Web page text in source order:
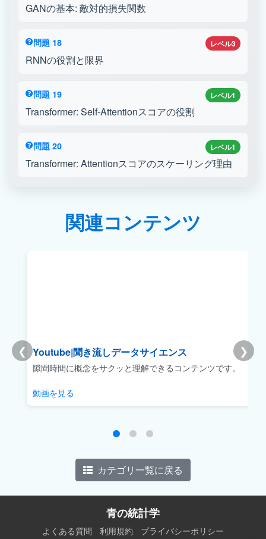
GANの基本: 敵対的損失関数
レベル3
問題 18
RNNの役割と限界
レベル1
問題 19
Transformer: Self-Attentionスコアの役割
レベル1
問題 20
Transformer: Attentionスコアのスケーリング理由
関連コンテンツ
❮ ❯
Youtube|聞き流しデータサイエンス
隙間時間に概念をサクッと理解できるコンテンツです。
動画を見る
カテゴリ一覧に戻る
青の統計学
よくある質問 利用規約 プライバシーポリシー